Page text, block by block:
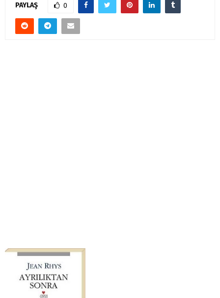
PAYLAŞ 0